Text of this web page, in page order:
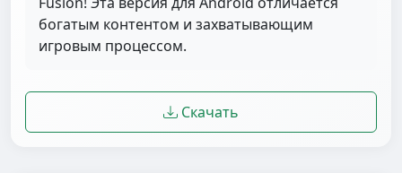
богатым контентом и захватывающим
игровым процессом.
Скачать